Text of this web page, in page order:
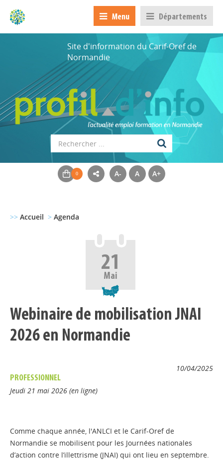
Menu Départements
Site d'information du Carif-Oref de
Normandie
A- A A+
>> Accueil > Agenda
21
Mai
Webinaire de mobilisation JNAI
2026 en Normandie
10/04/2025
PROFESSIONNEL
Jeudi 21 mai 2026 (en ligne)
Comme chaque année, l'ANLCI et le Carif-Oref de
Normandie se mobilisent pour les Journées nationales
d’action contre l’illettrisme (JNAI) qui ont lieu en septembre.